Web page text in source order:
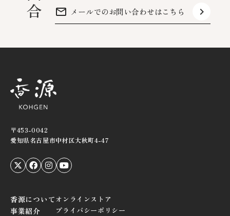
mail_outline メールでのお問い合わせはこちら keyboard_arrow_right
〒453-0042
愛知県名古屋市中村区大秋町4-47
香源について
事業紹介
オンラインストア
プライバシーポリシー